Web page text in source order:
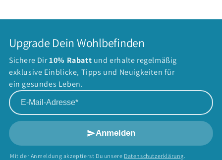
Upgrade Dein Wohlbefinden
Sichere Dir10% Rabatt und erhalte regelmäßig
exklusive Einblicke, Tipps und Neuigkeiten für
ein gesundes Leben.
E-Mail-Adresse
Anmelden
Mit der Anmeldung akzeptierst Du unsere Datenschutzerklärung.